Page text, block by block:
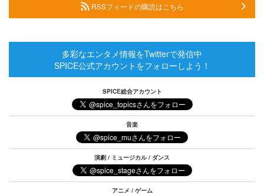
RSSフィードの購読はこちら
多彩なエンタメ情報をTwitterで発信中
SPICE公式アカウントをフォローしよう！
SPICE総合アカウント
音楽
演劇 / ミュージカル / ダンス
アニメ / ゲーム